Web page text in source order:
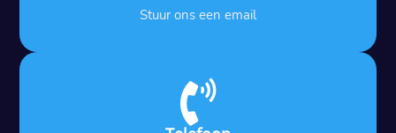
Stuur ons een email
